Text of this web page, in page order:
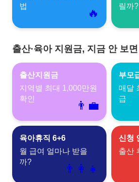
법
🔥
릴까?
출산·육아 지원금, 지금 안 보면
출산지원금
지역별 최대 1,000만원
확인
👨‍💼
부모
매달
급
육아휴직 6+6
월 급여 얼마나 받을
까?
👨‍👩‍👧
신청
출산